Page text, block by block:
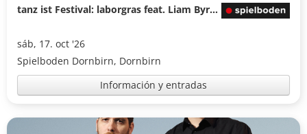
tanz ist Festival: laborgras feat. Liam Byrne & Ensemble (DE) Joyful Failure
sáb, 17. oct '26
Spielboden Dornbirn, Dornbirn
Información y entradas